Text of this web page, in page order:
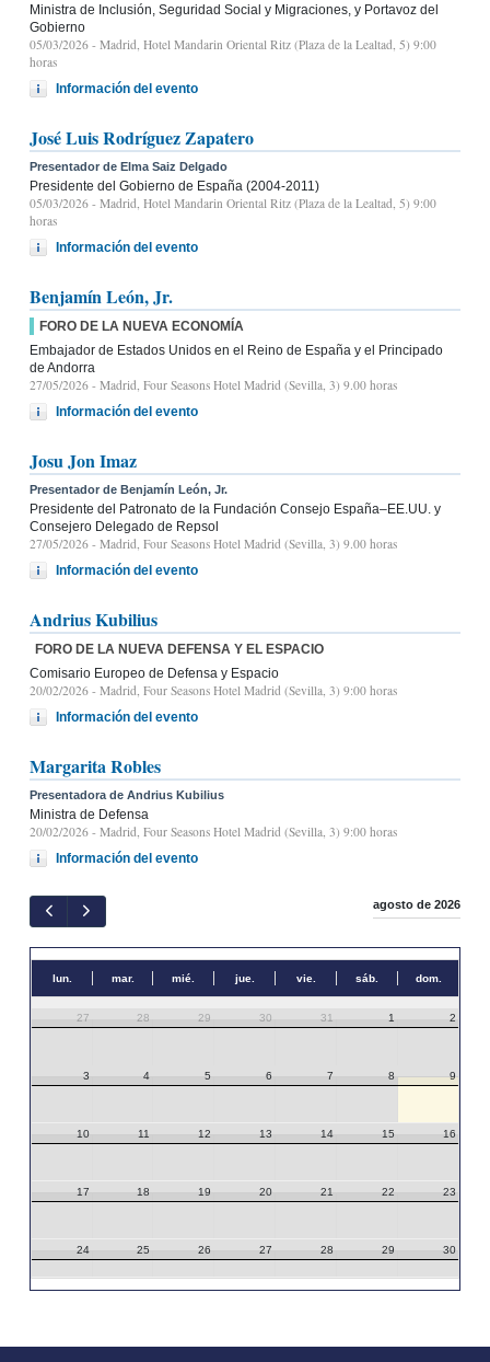
Ministra de Inclusión, Seguridad Social y Migraciones, y Portavoz del
Gobierno
05/03/2026 - Madrid, Hotel Mandarin Oriental Ritz (Plaza de la Lealtad, 5) 9:00
horas
Información del evento
José Luis Rodríguez Zapatero
Presentador de Elma Saiz Delgado
Presidente del Gobierno de España (2004-2011)
05/03/2026 - Madrid, Hotel Mandarin Oriental Ritz (Plaza de la Lealtad, 5) 9:00
horas
Información del evento
Benjamín León, Jr.
FORO DE LA NUEVA ECONOMÍA
Embajador de Estados Unidos en el Reino de España y el Principado
de Andorra
27/05/2026 - Madrid, Four Seasons Hotel Madrid (Sevilla, 3) 9.00 horas
Información del evento
Josu Jon Imaz
Presentador de Benjamín León, Jr.
Presidente del Patronato de la Fundación Consejo España–EE.UU. y
Consejero Delegado de Repsol
27/05/2026 - Madrid, Four Seasons Hotel Madrid (Sevilla, 3) 9.00 horas
Información del evento
Andrius Kubilius
FORO DE LA NUEVA DEFENSA Y EL ESPACIO
Comisario Europeo de Defensa y Espacio
20/02/2026 - Madrid, Four Seasons Hotel Madrid (Sevilla, 3) 9:00 horas
Información del evento
Margarita Robles
Presentadora de Andrius Kubilius
Ministra de Defensa
20/02/2026 - Madrid, Four Seasons Hotel Madrid (Sevilla, 3) 9:00 horas
Información del evento
agosto de 2026
lun. mar. mié. jue. vie. sáb. dom.
27 28 29 30 31 1 2
3 4 5 6 7 8 9
10 11 12 13 14 15 16
17 18 19 20 21 22 23
24 25 26 27 28 29 30